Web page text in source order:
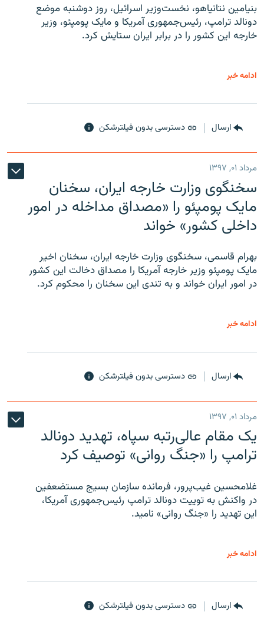
بنیامین نتانیاهو، نخست‌وزیر اسرائیل، روز دوشنبه موضع
دونالد ترامپ، رئیس‌جمهوری آمریکا و مایک پومپئو، وزیر
خارجه این کشور را در برابر ایران ستایش کرد.
ادامه خبر
ارسال دسترسی بدون فیلترشکن
مرداد ۰۱, ۱۳۹۷
سخنگوی وزارت خارجه ایران، سخنان
مایک پومپئو را «مصداق مداخله در امور
داخلی کشور» خواند
بهرام قاسمی، سخنگوی وزارت خارجه ایران، سخنان اخیر
مایک پومپئو وزیر خارجه آمریکا را مصداق دخالت این کشور
در امور ایران خواند و به تندی این سخنان را محکوم کرد.
ادامه خبر
ارسال دسترسی بدون فیلترشکن
مرداد ۰۱, ۱۳۹۷
یک مقام عالی‌رتبه سپاه، تهدید دونالد
ترامپ را «جنگ روانی» توصیف کرد
غلامحسین غیب‌پرور، فرمانده سازمان بسیج مستضعفین
در واکنش به توییت دونالد ترامپ رئیس‌جمهوری آمریکا،
این تهدید را «جنگ روانی» نامید.
ادامه خبر
ارسال دسترسی بدون فیلترشکن